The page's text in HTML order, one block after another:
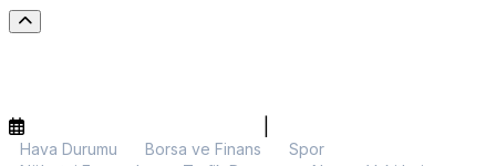
Hava Durumu Borsa ve Finans
Spor